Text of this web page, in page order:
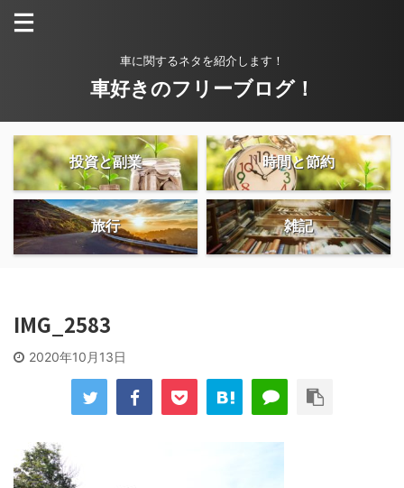
車に関するネタを紹介します！
車好きのフリーブログ！
投資と副業 時間と節約
旅行 雑記
IMG_2583
2020年10月13日